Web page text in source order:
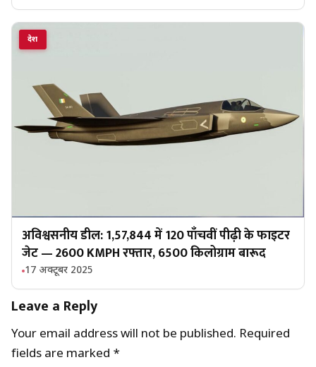
देश
अविश्वसनीय डील: ₹1,57,844 में 120 पाँचवीं पीढ़ी के फाइटर
जेट — 2600 KMPH रफ्तार, 6500 किलोग्राम बारूद
17 अक्टूबर 2025
Leave a Reply
Your email address will not be published. Required
fields are marked *